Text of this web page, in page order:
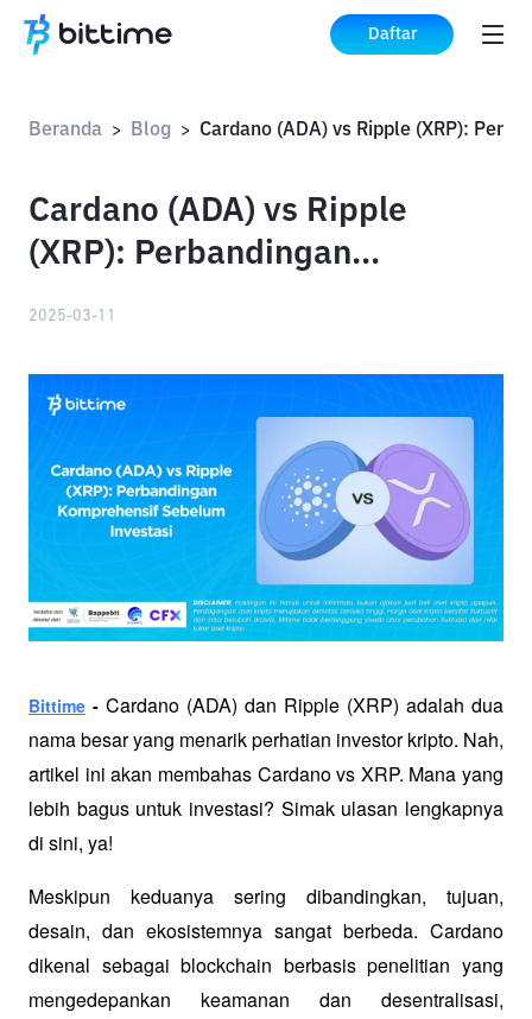
Daftar
Beranda > Blog >
Cardano (ADA) vs Ripple
(XRP): Perbandingan
2025-03-11
Bittime - Cardano (ADA) dan Ripple (XRP) adalah dua
nama besar yang menarik perhatian investor kripto. Nah,
artikel ini akan membahas Cardano vs XRP. Mana yang
lebih bagus untuk investasi? Simak ulasan lengkapnya
di sini, ya!
Meskipun keduanya sering dibandingkan, tujuan,
desain, dan ekosistemnya sangat berbeda. Cardano
dikenal sebagai blockchain berbasis penelitian yang
mengedepankan keamanan dan desentralisasi,